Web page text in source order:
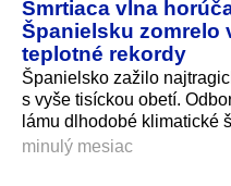
Smrtiaca vlna
Španielsku zomrelo
teplotné rekordy
Španielsko zažilo
s vyše tisíckou obetí.
lámu dlhodobé klimatické
minulý mesiac